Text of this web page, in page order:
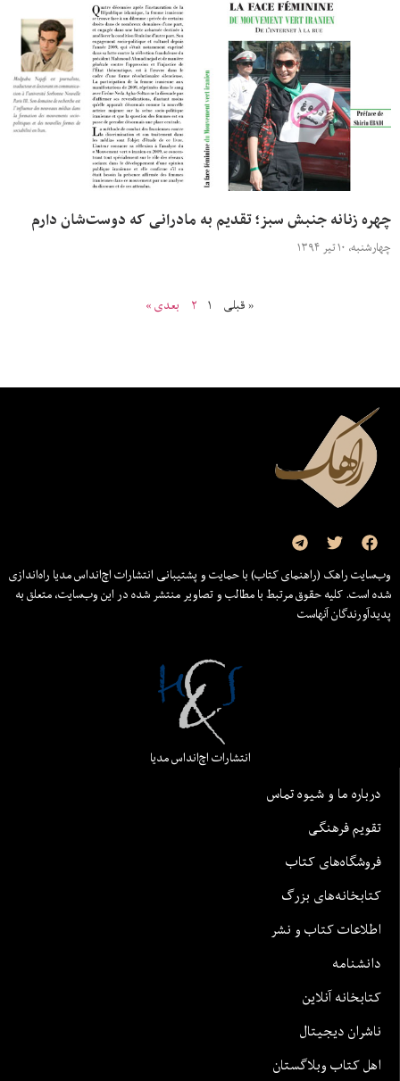
چهره زنانه جنبش سبز؛ تقدیم به مادرانی که دوست‌شان دارم
چهارشنبه، ۱۰ تیر ۱۳۹۴
« قبلی ۱ ۲ بعدی »
وب‌سایت راهک (راهنمای کتاب) با حمایت و پشتیبانی انتشارات اچ‌اند‌اس مدیا راه‌اندازی
شده است. کلیه حقوق مرتبط با مطالب و تصاویر منتشر شده در این وب‌سایت، متعلق به
پدیدآورندگان آنهاست
انتشارات اچ‌اند‌اس مدیا
درباره ما و شیوه تماس
تقویم فرهنگی
فروشگاه‌های کتاب
کتابخانه‌های بزرگ
اطلاعات کتاب و نشر
دانشنامه
کتابخانه آنلاین
ناشران دیجیتال
اهل کتاب وبلاگستان